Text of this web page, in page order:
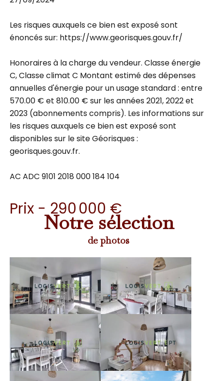
Les risques auxquels ce bien est exposé sont
énoncés sur: https://www.georisques.gouv.fr/
Honoraires à la charge du vendeur. Classe énergie
C, Classe climat C Montant estimé des dépenses
annuelles d'énergie pour un usage standard : entre
570.00 € et 810.00 € sur les années 2021, 2022 et
2023 (abonnements compris). Les informations sur
les risques auxquels ce bien est exposé sont
disponibles sur le site Géorisques :
georisques.gouv.fr.
AC ADC 9101 2018 000 184 104
Prix - 290 000 €
Notre sélection
de photos